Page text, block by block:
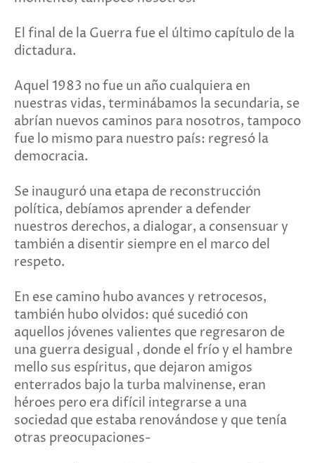
El final de la Guerra fue el último capítulo de la
dictadura.
Aquel 1983 no fue un año cualquiera en
nuestras vidas, terminábamos la secundaria, se
abrían nuevos caminos para nosotros, tampoco
fue lo mismo para nuestro país: regresó la
democracia.
Se inauguró una etapa de reconstrucción
política, debíamos aprender a defender
nuestros derechos, a dialogar, a consensuar y
también a disentir siempre en el marco del
respeto.
En ese camino hubo avances y retrocesos,
también hubo olvidos: qué sucedió con
aquellos jóvenes valientes que regresaron de
una guerra desigual , donde el frío y el hambre
mello sus espíritus, que dejaron amigos
enterrados bajo la turba malvinense, eran
héroes pero era difícil integrarse a una
sociedad que estaba renovándose y que tenía
otras preocupaciones-